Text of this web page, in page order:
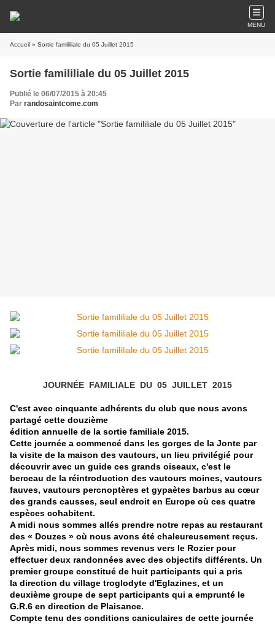
MENU
Accueil » Sortie famililiale du 05 Juillet 2015
Sortie famililiale du 05 Juillet 2015
Publié le 06/07/2015 à 20:45
Par randosaintcome.com
JOURNÉE FAMILIALE DU 05 JUILLET 2015
C'est avec cinquante adhérents du club que nous avons
partagé cette douzième
édition annuelle de la sortie familiale 2015.
Cette journée a commencé dans les gorges de la Jonte par
la visite de la maison des vautours, un lieu privilégié pour
découvrir avec un guide ces grands oiseaux, c'est le
berceau de la réintroduction des vautours moines, vautours
fauves, vautours percnoptères et gypaètes barbus au cœur
des grands causses, seul endroit en Europe où ces quatre
espèces cohabitent.
A midi nous sommes allés prendre notre repas au restaurant
des « Douzes » où nous avons été chaleureusement reçus.
Après midi, nous sommes revenus vers le Rozier pour
effectuer deux randonnées avec des objectifs différents. Un
premier groupe constitué de huit participants qui a pris
la direction du village troglodyte d'Eglazines, et un
deuxième groupe de sept participants qui a emprunté le
G.R.6 en direction de Plaisance.
Compte tenu des conditions caniculaires de cette journée